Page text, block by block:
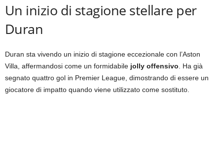
Un inizio di stagione stellare per
Duran
Duran sta vivendo un inizio di stagione eccezionale con l’Aston
Villa, affermandosi come un formidabile jolly offensivo . Ha già
segnato quattro gol in Premier League, dimostrando di essere un
giocatore di impatto quando viene utilizzato come sostituto.